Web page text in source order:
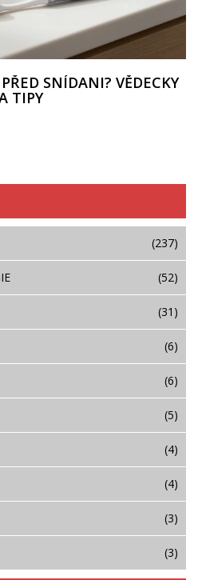
SNÍDANI? VĚDECKY
TIPY
(237)
(52)
(31)
(6)
(6)
(5)
(4)
(4)
(3)
(3)